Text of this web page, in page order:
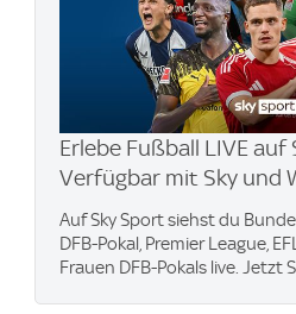
Erlebe Fußball LIVE auf
Verfügbar mit Sky und
Auf Sky Sport siehst du
DFB-Pokal, Premier League,
Frauen DFB-Pokals live. Jetzt